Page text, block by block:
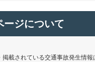
ージについて
掲載されている交通事故発生情